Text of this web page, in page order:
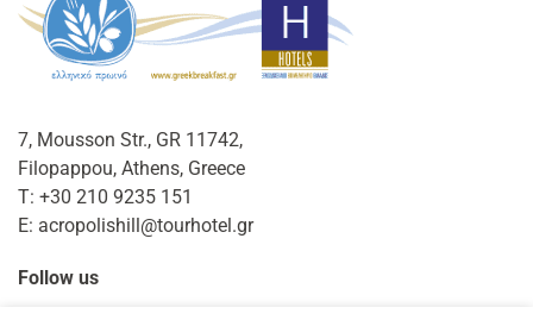
7, Mousson Str., GR 11742,
Filopappou, Athens, Greece
T: +30 210 9235 151
E: acropolishill@tourhotel.gr
Follow us